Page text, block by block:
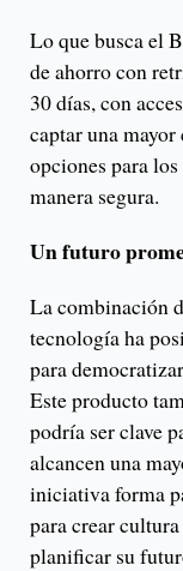
Lo que busca el
de ahorro con
30 días, con
captar una
opciones para
manera segura.
Un futuro
La combinación
tecnología ha
para
Este producto
podría ser clave
alcancen una
iniciativa forma
para crear
planificar su